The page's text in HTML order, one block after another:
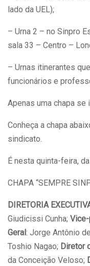
lado da UEL);
– Urna 2 – no Sinpro
sala 33 – Centro –
– Urnas itinerantes
funcionários e
Apenas uma chapa se
Conheça a chapa
sindicato.
É nesta quinta-feira,
CHAPA “SEMPRE
DIRETORIA
Giudicissi Cunha;
Geral : Jorge Antônio
Toshio Nagao; Diretor
da Conceição Veloso;